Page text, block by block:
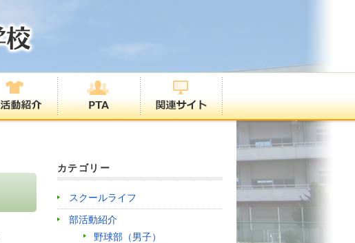
カテゴリー
スクールライフ
部活動紹介
野球部（男子）